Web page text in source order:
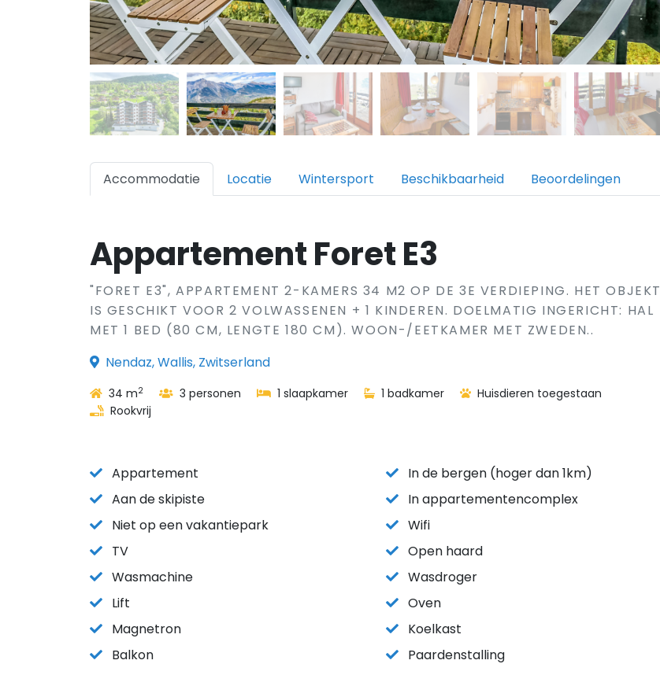
Accommodatie Locatie Wintersport Beschikbaarheid Beoordelingen
Appartement Foret E3
"FORET E3", APPARTEMENT 2-KAMERS 34 M2 OP DE 3E VERDIEPING. HET OBJEKT
IS GESCHIKT VOOR 2 VOLWASSENEN + 1 KINDEREN. DOELMATIG INGERICHT: HAL
MET 1 BED (80 CM, LENGTE 180 CM). WOON-/EETKAMER MET ZWEDEN..
Nendaz, Wallis, Zwitserland
34 m2 3 personen 1 slaapkamer 1 badkamer
Huisdieren toegestaan
Rookvrij
Appartement
In de bergen (hoger dan 1km)
Aan de skipiste
In appartementencomplex
Niet op een vakantiepark
Wifi
TV
Open haard
Wasmachine
Wasdroger
Lift
Oven
Magnetron
Koelkast
Balkon
Paardenstalling